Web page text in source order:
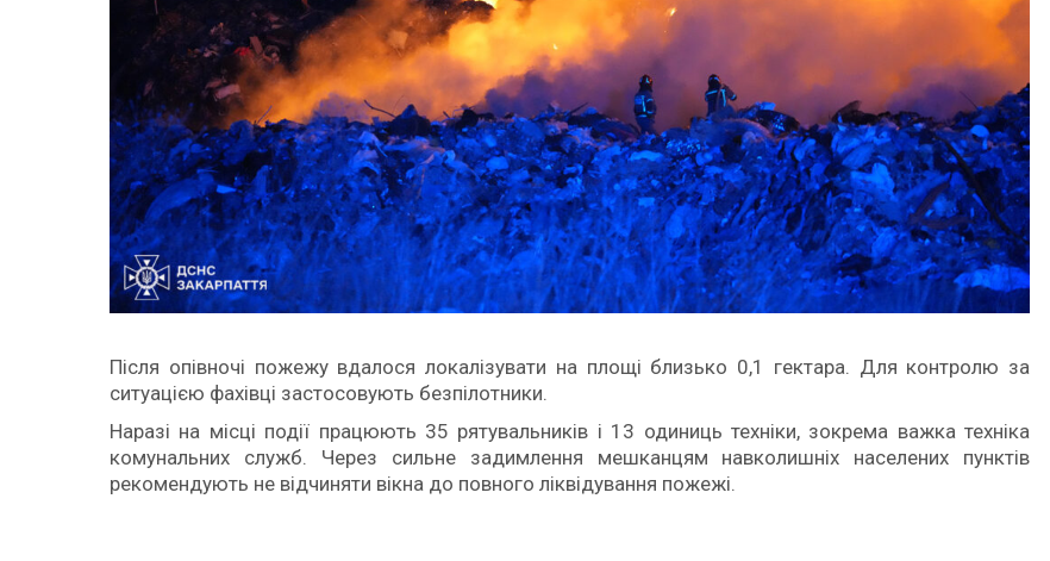
Після опівночі пожежу вдалося локалізувати на площі близько 0,1 гектара. Для контролю за
ситуацією фахівці застосовують безпілотники.
Наразі на місці події працюють 35 рятувальників і 13 одиниць техніки, зокрема важка техніка
комунальних служб. Через сильне задимлення мешканцям навколишніх населених пунктів
рекомендують не відчиняти вікна до повного ліквідування пожежі.